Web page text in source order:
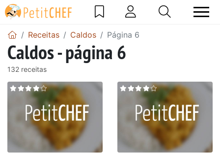
Receitas Caldos Página 6
Caldos - página 6
132 receitas